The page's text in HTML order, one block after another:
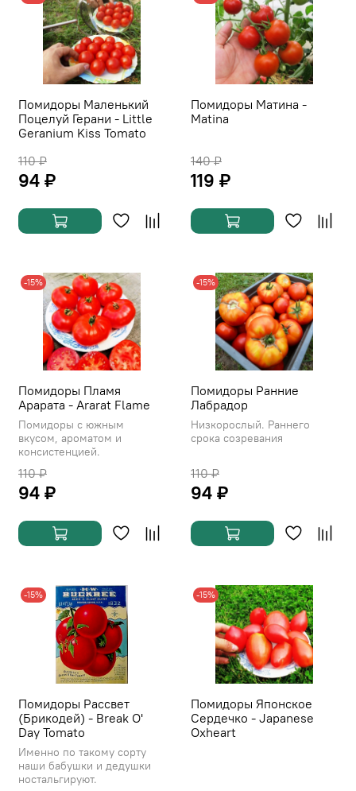
Помидоры Маленький
Поцелуй Герани - Little
Geranium Kiss Tomato
110 ₽
94 ₽
Помидоры Матина -
Matina
140 ₽
119 ₽
-15%
Помидоры Пламя
Арарата - Ararat Flame
Помидоры с южным
вкусом, ароматом и
консистенцией.
110 ₽
94 ₽
-15%
Помидоры Ранние
Лабрадор
Низкорослый. Раннего
срока созревания
110 ₽
94 ₽
-15%
Помидоры Рассвет
(Брикодей) - Break O'
Day Tomato
Именно по такому сорту
наши бабушки и дедушки
ностальгируют.
-15%
Помидоры Японское
Сердечко - Japanese
Oxheart